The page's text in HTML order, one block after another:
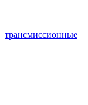
трансмиссионные